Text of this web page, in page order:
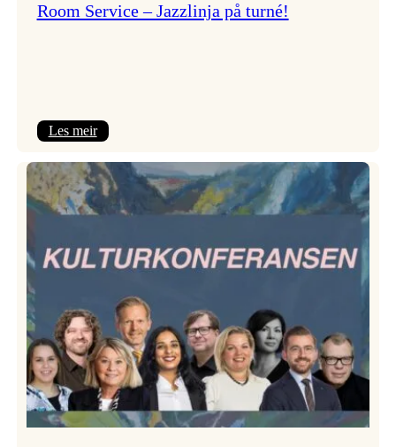
Room Service – Jazzlinja på turné!
Les meir:
Service
–
Jazzlinja
turné!